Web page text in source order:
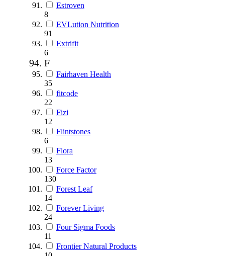
Estroven
8
EVLution Nutrition
91
Extrifit
6
F
Fairhaven Health
35
fitcode
22
Fizi
12
Flintstones
6
Flora
13
Force Factor
130
Forest Leaf
14
Forever Living
24
Four Sigma Foods
11
Frontier Natural Products